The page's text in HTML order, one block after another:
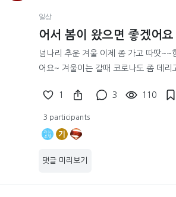
일상
어서 봄이 왔으면 좋겠어요
넘나리 추운 겨울 이제 좀 가고 따땃~~
어요~ 겨울이는 갈때 코로나도 좀 데리
1 3 110
3 participants
기
댓글 미리보기